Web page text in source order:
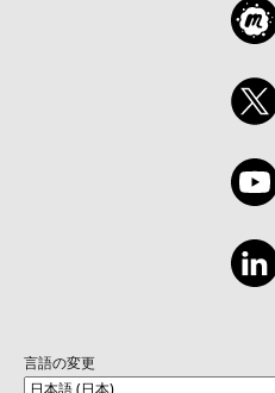
言語の変更